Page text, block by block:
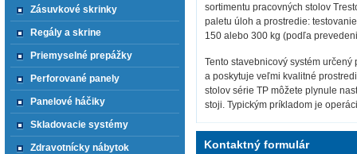
sortimentu pracovných stolov
paletu úloh a prostredie:
150 alebo 300 kg (podľa
Tento stavebnicový systém
a poskytuje veľmi kvalitné
stolov série TP môžete plynule
stoji. Typickým príkladom je
Kontaktný formulár
Zásuvkové skrinky
Regály a skrine
Priemyselné prepážky
Perforované panely
Panelové háčiky
Skladovacie systémy
Zdravotnícky nábytok